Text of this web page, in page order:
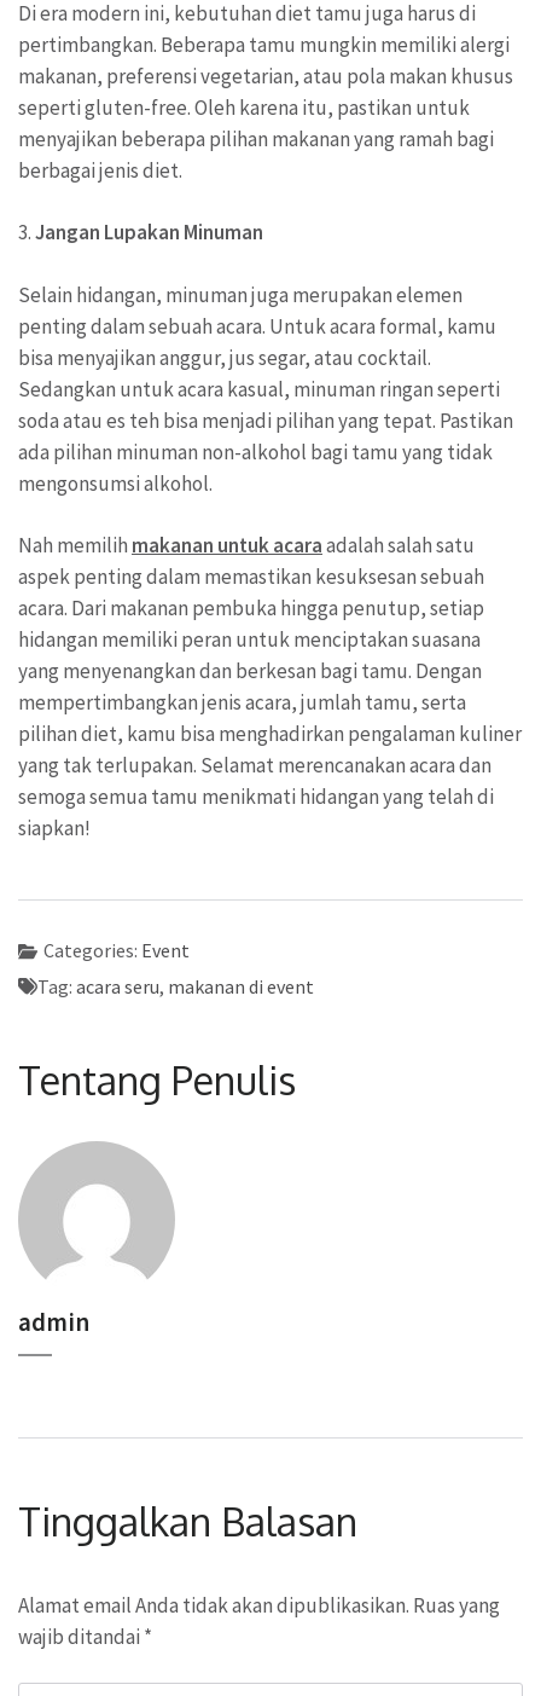
Di era modern ini, kebutuhan diet tamu juga harus di
pertimbangkan. Beberapa tamu mungkin memiliki alergi
makanan, preferensi vegetarian, atau pola makan khusus
seperti gluten-free. Oleh karena itu, pastikan untuk
menyajikan beberapa pilihan makanan yang ramah bagi
berbagai jenis diet.
3.Jangan Lupakan Minuman
Selain hidangan, minuman juga merupakan elemen
penting dalam sebuah acara. Untuk acara formal, kamu
bisa menyajikan anggur, jus segar, atau cocktail.
Sedangkan untuk acara kasual, minuman ringan seperti
soda atau es teh bisa menjadi pilihan yang tepat. Pastikan
ada pilihan minuman non-alkohol bagi tamu yang tidak
mengonsumsi alkohol.
Nah memilih makanan untuk acaraadalah salah satu
aspek penting dalam memastikan kesuksesan sebuah
acara. Dari makanan pembuka hingga penutup, setiap
hidangan memiliki peran untuk menciptakan suasana
yang menyenangkan dan berkesan bagi tamu. Dengan
mempertimbangkan jenis acara, jumlah tamu, serta
pilihan diet, kamu bisa menghadirkan pengalaman kuliner
yang tak terlupakan. Selamat merencanakan acara dan
semoga semua tamu menikmati hidangan yang telah di
siapkan!
Categories: Event
Tag: acara seru, makanan di event
Tentang Penulis
admin
Tinggalkan Balasan
Alamat email Anda tidak akan dipublikasikan. Ruas yang
wajib ditandai *